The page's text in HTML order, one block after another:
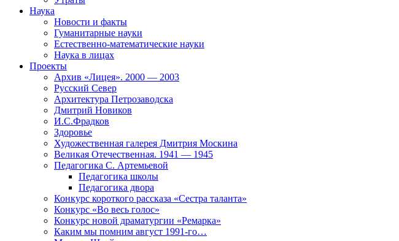
Наука
Новости и факты
Гуманитарные науки
Естественно-математические науки
Наука в лицах
Проекты
Архив «Лицея». 2000 — 2003
Русский Север
Архитектура Петрозаводска
Дмитрий Новиков
И.С.Фрадков
Здоровье
Художественная галерея Дмитрия Москина
Великая Отечественная. 1941 — 1945
Педагогика С. Артемьевой
Педагогика школы
Педагогика двора
Конкурс короткого рассказа «Сестра таланта»
Конкурс «Во весь голос»
Конкурс новой драматургии «Ремарка»
Каким мы помним август 1991-го…